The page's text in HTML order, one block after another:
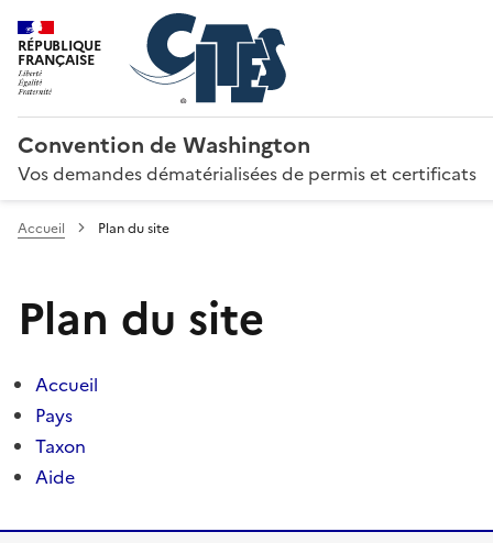
RÉPUBLIQUE
FRANÇAISE
Convention de Washington
Vos demandes dématérialisées de permis et certificats
Accueil Plan du site
Plan du site
Accueil
Pays
Taxon
Aide